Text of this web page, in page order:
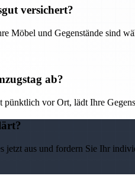
versichert?
Möbel und Gegenstände sind
ab?
pünktlich vor Ort, lädt Ihre
jetzt aus und fordern Sie Ihr